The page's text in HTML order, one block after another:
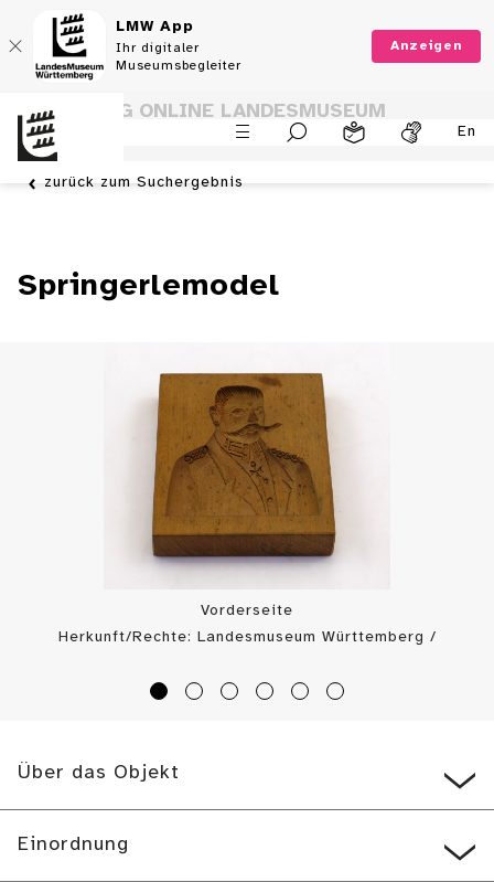
LMW App
Ihr digitaler
Museumsbegleiter
Anzeigen
En
SAMMLUNG ONLINE LANDESMUSEUM
WÜRTTEMBERG
zurück zum Suchergebnis
Springerlemodel
Vorderseite
Herkunft/Rechte: Landesmuseum Württemberg /
Über das Objekt
Einordnung